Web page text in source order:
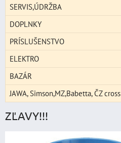
SERVIS,ÚDRŽBA
DOPLNKY
PRÍSLUŠENSTVO
ELEKTRO
BAZÁR
JAWA, Simson,MZ,Babetta, ČZ cross
ZĽAVY!!!